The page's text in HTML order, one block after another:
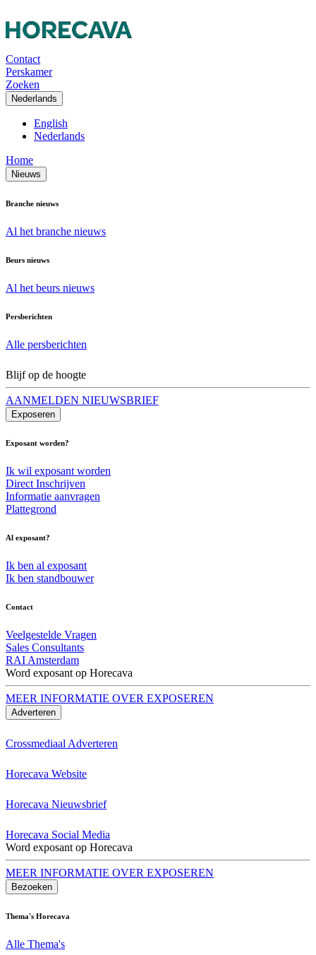
Contact
Perskamer
Zoeken
Nederlands
English
Nederlands
Home
Nieuws
Branche nieuws
Al het branche nieuws
Beurs nieuws
Al het beurs nieuws
Persberichten
Alle persberichten
Blijf op de hoogte
AANMELDEN NIEUWSBRIEF
Exposeren
Exposant worden?
Ik wil exposant worden
Direct Inschrijven
Informatie aanvragen
Plattegrond
Al exposant?
Ik ben al exposant
Ik ben standbouwer
Contact
Veelgestelde Vragen
Sales Consultants
RAI Amsterdam
Word exposant op Horecava
MEER INFORMATIE OVER EXPOSEREN
Adverteren
Crossmediaal Adverteren
Horecava Website
Horecava Nieuwsbrief
Horecava Social Media
Word exposant op Horecava
MEER INFORMATIE OVER EXPOSEREN
Bezoeken
Thema's Horecava
Alle Thema's